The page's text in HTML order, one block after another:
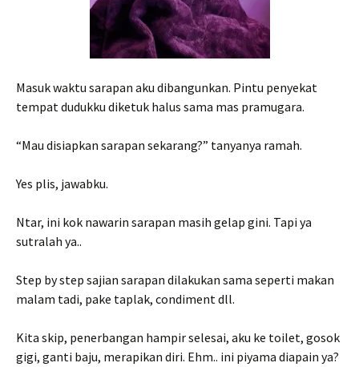
Masuk waktu sarapan aku dibangunkan. Pintu penyekat
tempat dudukku diketuk halus sama mas pramugara.
“Mau disiapkan sarapan sekarang?” tanyanya ramah.
Yes plis, jawabku.
Ntar, ini kok nawarin sarapan masih gelap gini. Tapi ya
sutralah ya..
Step by step sajian sarapan dilakukan sama seperti makan
malam tadi, pake taplak, condiment dll.
Kita skip, penerbangan hampir selesai, aku ke toilet, gosok
gigi, ganti baju, merapikan diri. Ehm.. ini piyama diapain ya?